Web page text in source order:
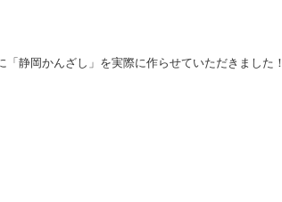
静岡かんざし」を実際に作らせていただきました！